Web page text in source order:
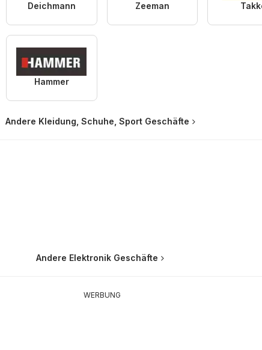
Deichmann Zeeman
Hammer
Andere Kleidung, Schuhe, Sport Geschäfte
Andere Elektronik Geschäfte
WERBUNG